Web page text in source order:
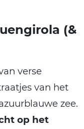
(&
verse
van het
zee.
op het